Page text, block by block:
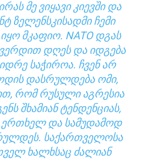
ᲛᲔ ᲕᲘᲧᲐᲕᲘ ᲙᲘᲔᲕᲨᲘ ᲓᲐ
ᲖᲔᲚᲔᲜᲡᲙᲘᲡᲐᲓᲛᲘ ᲩᲔᲛᲘ
ᲛᲙᲐᲤᲘᲝ. NATO ᲓᲒᲐᲡ
ᲓᲦᲔᲡ ᲓᲐ ᲘᲓᲒᲔᲑᲐ
ᲡᲐᲭᲘᲠᲝᲐ. ᲩᲕᲔᲜ ᲐᲠ
ᲓᲐᲡᲠᲣᲚᲓᲔᲑᲐ ᲝᲛᲘ,
ᲠᲝᲛ ᲠᲣᲡᲣᲚᲘ ᲐᲒᲠᲔᲡᲘᲐ
ᲨᲮᲐᲛᲘᲐᲜ ᲢᲔᲜᲓᲔᲜᲪᲘᲐᲡ,
ᲓᲐ ᲡᲐᲛᲣᲓᲐᲛᲝᲓ
ᲡᲐᲥᲐᲠᲗᲕᲔᲚᲝᲡᲐ
ᲮᲐᲚᲮᲡᲐᲪ ᲫᲐᲚᲘᲐᲜ